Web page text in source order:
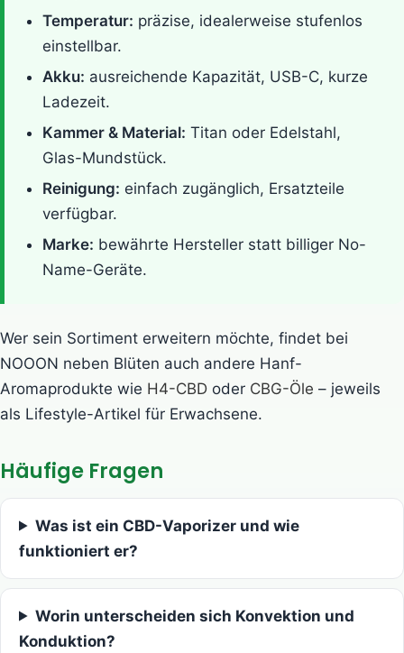
Temperatur: präzise, idealerweise stufenlos
einstellbar.
Akku: ausreichende Kapazität, USB-C, kurze
Ladezeit.
Kammer & Material: Titan oder Edelstahl,
Glas-Mundstück.
Reinigung: einfach zugänglich, Ersatzteile
verfügbar.
Marke: bewährte Hersteller statt billiger No-
Name-Geräte.
Wer sein Sortiment erweitern möchte, findet bei
NOOON neben Blüten auch andere Hanf-
Aromaprodukte wie H4-CBD oder CBG-Öle – jeweils
als Lifestyle-Artikel für Erwachsene.
Häufige Fragen
Was ist ein CBD-Vaporizer und wie
funktioniert er?
Worin unterscheiden sich Konvektion und
Konduktion?